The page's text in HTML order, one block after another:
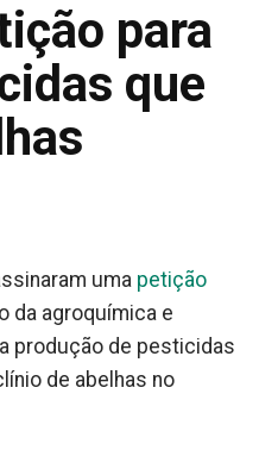
para
que
uma petição
da agroquímica e
produção de pesticidas
de abelhas no